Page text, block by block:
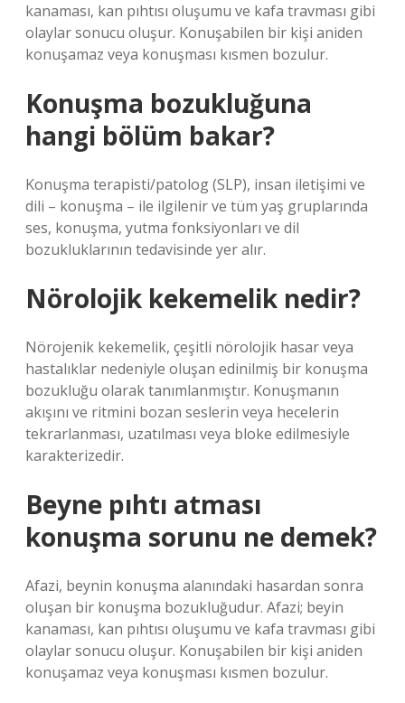
kanaması, kan pıhtısı oluşumu ve kafa travması gibi
olaylar sonucu oluşur. Konuşabilen bir kişi aniden
konuşamaz veya konuşması kısmen bozulur.
Konuşma bozukluğuna
hangi bölüm bakar?
Konuşma terapisti/patolog (SLP), insan iletişimi ve
dili – konuşma – ile ilgilenir ve tüm yaş gruplarında
ses, konuşma, yutma fonksiyonları ve dil
bozukluklarının tedavisinde yer alır.
Nörolojik kekemelik nedir?
Nörojenik kekemelik, çeşitli nörolojik hasar veya
hastalıklar nedeniyle oluşan edinilmiş bir konuşma
bozukluğu olarak tanımlanmıştır. Konuşmanın
akışını ve ritmini bozan seslerin veya hecelerin
tekrarlanması, uzatılması veya bloke edilmesiyle
karakterizedir.
Beyne pıhtı atması
konuşma sorunu ne demek?
Afazi, beynin konuşma alanındaki hasardan sonra
oluşan bir konuşma bozukluğudur. Afazi; beyin
kanaması, kan pıhtısı oluşumu ve kafa travması gibi
olaylar sonucu oluşur. Konuşabilen bir kişi aniden
konuşamaz veya konuşması kısmen bozulur.